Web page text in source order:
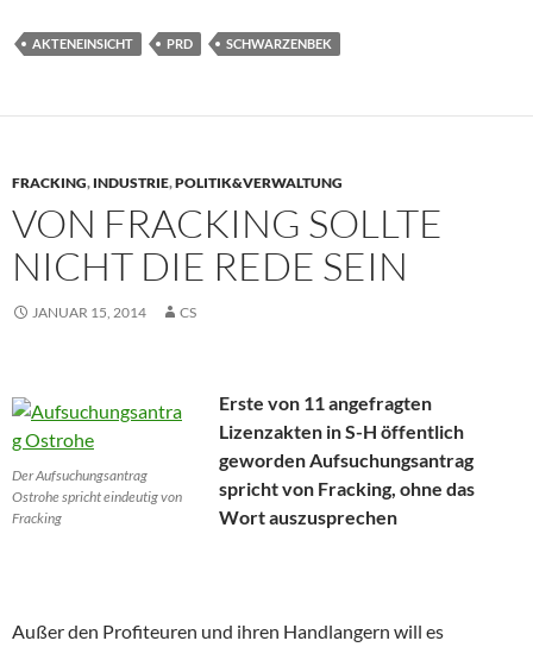
AKTENEINSICHT PRD SCHWARZENBEK
FRACKING, INDUSTRIE,POLITIK&VERWALTUNG
VON FRACKING SOLLTE
NICHT DIE REDE SEIN
JANUAR 15, 2014 CS
Der Aufsuchungsantrag
Ostrohe spricht eindeutig von
Fracking
Erste von 11 angefragten
Lizenzakten in S-H öffentlich
geworden Aufsuchungsantrag
spricht von Fracking, ohne das
Wort auszusprechen
Außer den Profiteuren und ihren Handlangern will es